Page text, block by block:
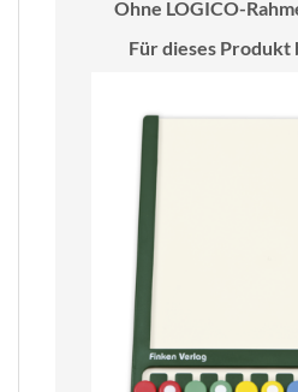
Ohne LOGICO-
Für dieses Produkt